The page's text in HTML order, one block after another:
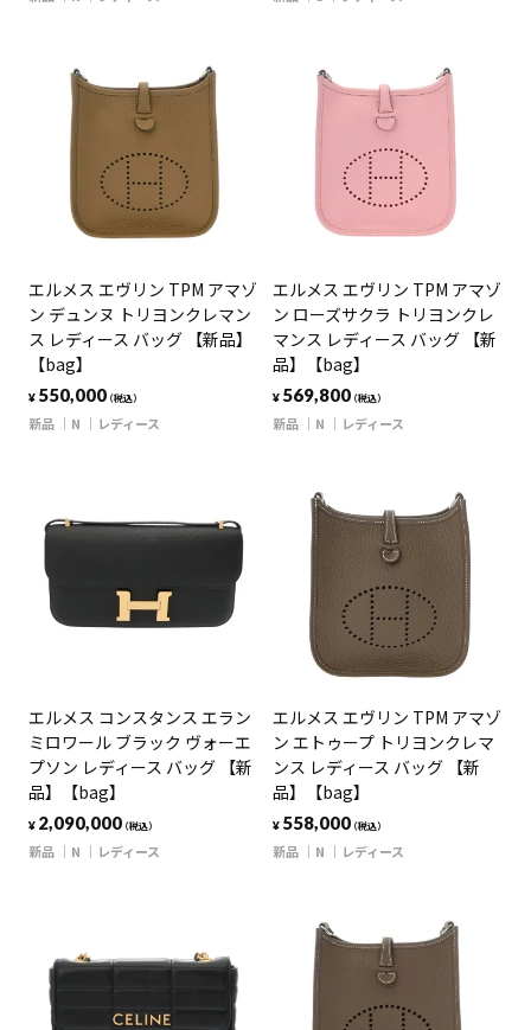
エルメス エヴリン TPM アマゾ
ン デュンヌ トリヨンクレマン
ス レディース バッグ 【新品】
【bag】
¥ 550,000（税込）
新品 N レディース
エルメス エヴリン TPM アマゾ
ン ローズサクラ トリヨンクレ
マンス レディース バッグ 【新
品】【bag】
¥ 569,800（税込）
新品 N レディース
エルメス コンスタンス エラン
ミロワール ブラック ヴォーエ
プソン レディース バッグ 【新
品】【bag】
¥ 2,090,000（税込）
新品 N レディース
エルメス エヴリン TPM アマゾ
ン エトゥープ トリヨンクレマ
ンス レディース バッグ 【新
品】【bag】
¥ 558,000（税込）
新品 N レディース